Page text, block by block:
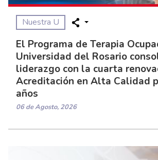
Nuestra U
El Programa de Terapia
Universidad del Rosario
liderazgo con la cuarta
Acreditación en Alta Calidad
años
06 de Agosto, 2026